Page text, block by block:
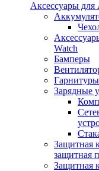
Аксессуары для
Watch
Бамперы
Гарнитуры
Зарядные
Защитная
защитная
Защитная